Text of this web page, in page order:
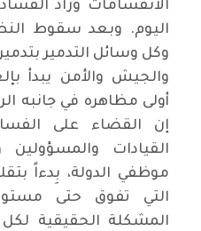
الانقسامات وزاد
اليوم. وبعد سقوط
وكل وسائل التدمير
والجيش والأمن يبدأ
أولى مظاهره في جانبه
إن القضاء على
القيادات والمسؤولين
موظفي الدولة، بِدءاً
التي تفوق حتى
المشكلة الحقيقية